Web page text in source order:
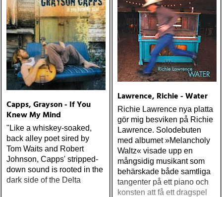
Capps, Grayson - If You
Knew My Mind
"Like a whiskey-soaked,
back alley poet sired by
Tom Waits and Robert
Johnson, Capps' stripped-
down sound is rooted in the
dark side of the Delta
Lawrence, Richie - Water
Richie Lawrence nya platta
gör mig besviken på Richie
Lawrence. Solodebuten
med albumet »Melancholy
Waltz« visade upp en
mångsidig musikant som
behärskade både samtliga
tangenter på ett piano och
konsten att få ett dragspel